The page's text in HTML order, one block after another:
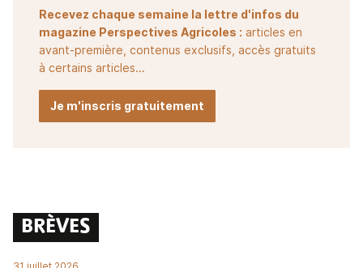
Recevez chaque semaine la lettre d'infos du
magazine Perspectives Agricoles : articles en
avant-première, contenus exclusifs, accès gratuits
à certains articles...
Je m'inscris gratuitement
BRÈVES